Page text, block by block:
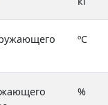
ºС
%